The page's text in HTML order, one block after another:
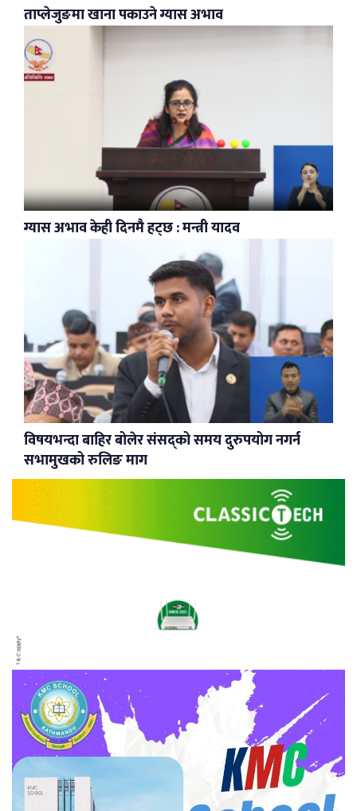
ताप्लेजुङमा खाना पकाउने ग्यास अभाव
ग्यास अभाव केही दिनमै हट्छ : मन्त्री यादव
विषयभन्दा बाहिर बोलेर संसद्को समय दुरुपयोग नगर्न
सभामुखको रुलिङ माग